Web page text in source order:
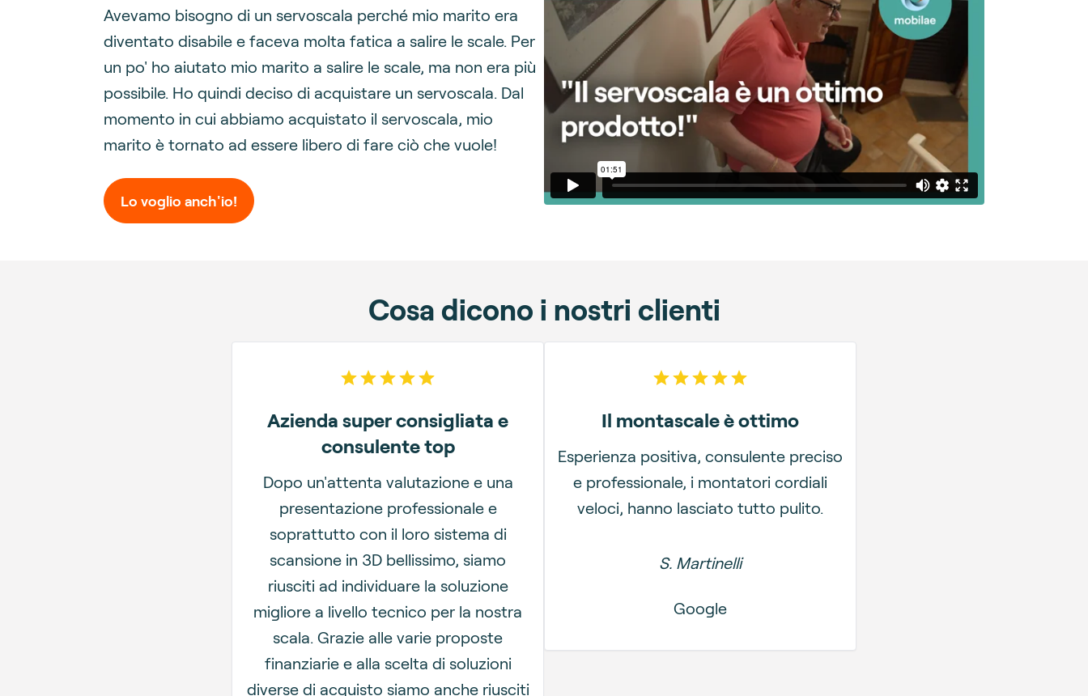
Avevamo bisogno di un servoscala perché mio marito era
diventato disabile e faceva molta fatica a salire le scale. Per
un po' ho aiutato mio marito a salire le scale, ma non era più
possibile. Ho quindi deciso di acquistare un servoscala. Dal
momento in cui abbiamo acquistato il servoscala, mio
marito è tornato ad essere libero di fare ciò che vuole!
Lo voglio anch'io!
Cosa dicono i nostri clienti
5 out of 5 stars
Azienda super consigliata e
consulente top
Dopo un'attenta valutazione e una
presentazione professionale e
soprattutto con il loro sistema di
scansione in 3D bellissimo, siamo
riusciti ad individuare la soluzione
migliore a livello tecnico per la nostra
scala. Grazie alle varie proposte
finanziarie e alla scelta di soluzioni
diverse di acquisto siamo anche riusciti
5 out of 5 stars
Il montascale è ottimo
Esperienza positiva, consulente preciso
e professionale, i montatori cordiali
veloci, hanno lasciato tutto pulito.
S. Martinelli
Google